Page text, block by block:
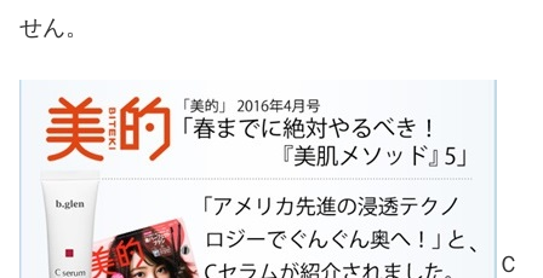
せん。
Ｃ